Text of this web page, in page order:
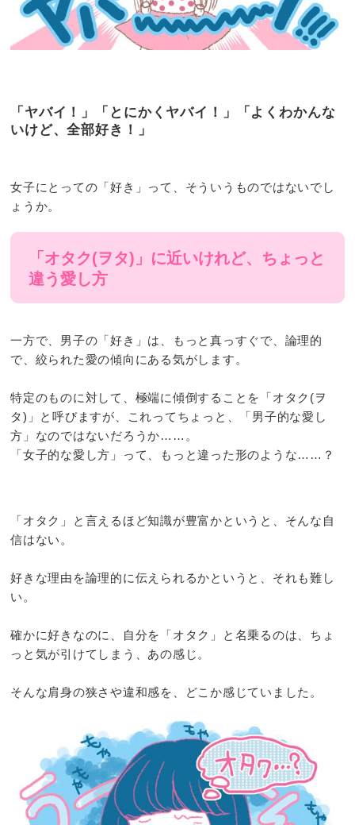
「ヤバイ！」「とにかくヤバイ！」「よくわかんな
いけど、全部好き！」
女子にとっての「好き」って、そういうものではないでし
ょうか。
「オタク(ヲタ)」に近いけれど、ちょっと
違う愛し方
一方で、男子の「好き」は、もっと真っすぐで、論理的
で、絞られた愛の傾向にある気がします。
特定のものに対して、極端に傾倒することを「オタク(ヲ
タ)」と呼びますが、これってちょっと、「男子的な愛し
方」なのではないだろうか……。
「女子的な愛し方」って、もっと違った形のような……？
「オタク」と言えるほど知識が豊富かというと、そんな自
信はない。
好きな理由を論理的に伝えられるかというと、それも難し
い。
確かに好きなのに、自分を「オタク」と名乗るのは、ちょ
っと気が引けてしまう、あの感じ。
そんな肩身の狭さや違和感を、どこか感じていました。